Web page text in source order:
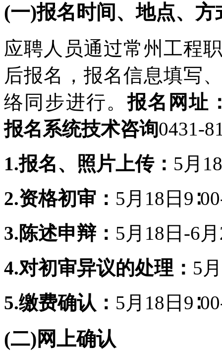
(一)报名时间、地点、方
应聘人员通过常州工程
后报名，报名信息填写
络同步进行。报名网址
报名系统技术咨询0431-
1.报名、照片上传： 5月
2.资格初审： 5月18日
3.陈述申辩： 5月18日-6
4.对初审异议的处理： 5
5.缴费确认： 5月18日
(二)网上确认